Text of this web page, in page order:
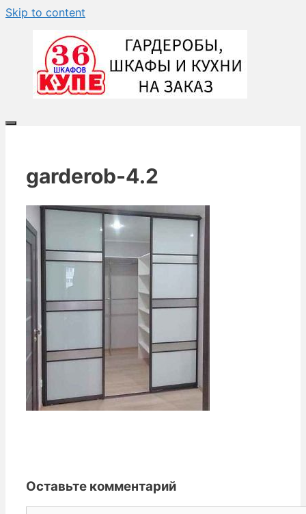
Skip to content
garderob-4.2
Оставьте комментарий